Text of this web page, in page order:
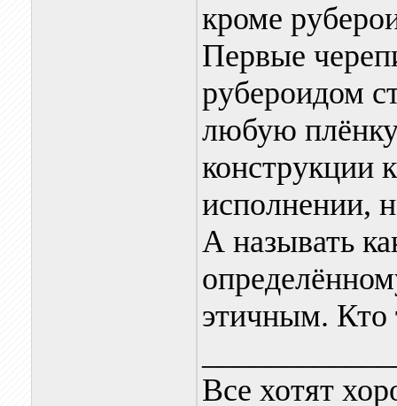
кроме
Первые
рубероидом
любую
конструкции
исполнении,
А называть
этичным. Кто
Все хотят